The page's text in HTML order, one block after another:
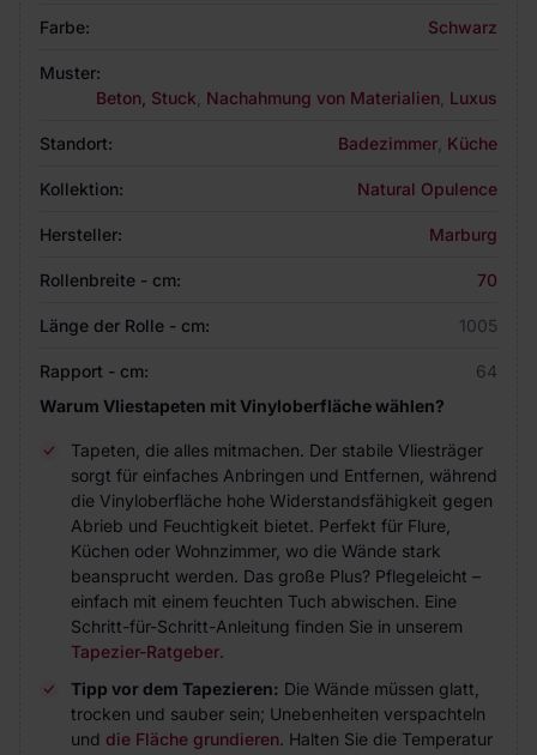
Farbe: Schwarz
Muster:
Beton, Stuck Nachahmung von Materialien Luxus
Standort: Badezimmer Küche
Kollektion: Natural Opulence
Hersteller: Marburg
Rollenbreite - cm: 70
Länge der Rolle - cm: 1005
Rapport - cm:
64
Warum Vliestapeten mit Vinyloberfläche wählen?
Tapeten, die alles mitmachen. Der stabile Vliesträger
sorgt für einfaches Anbringen und Entfernen, während
die Vinyloberfläche hohe Widerstandsfähigkeit gegen
Abrieb und Feuchtigkeit bietet. Perfekt für Flure,
Küchen oder Wohnzimmer, wo die Wände stark
beansprucht werden. Das große Plus? Pflegeleicht –
einfach mit einem feuchten Tuch abwischen. Eine
Schritt-für-Schritt-Anleitung finden Sie in unserem
Tapezier-Ratgeber.
Tipp vor dem Tapezieren: Die Wände müssen glatt,
trocken und sauber sein; Unebenheiten verspachteln
und die Fläche grundieren. Halten Sie die Temperatur